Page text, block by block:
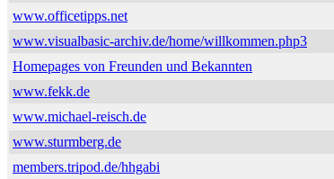
www.officetipps.net
www.visualbasic-archiv.de/home/willkommen.php3
Homepages von Freunden und Bekannten
www.fekk.de
www.michael-reisch.de
www.sturmberg.de
members.tripod.de/hhgabi